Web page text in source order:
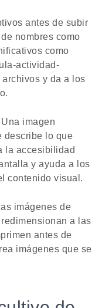
antes de subir
nombres como
como
actividad-
y da a los
imagen
describe lo que
la accesibilidad
y ayuda a los
contenido visual.
imágenes de
a las
antes de
imágenes que se